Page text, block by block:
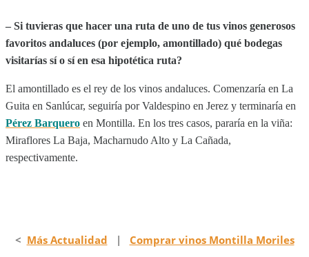
– Si tuvieras que hacer una ruta de uno de tus vinos generosos
favoritos andaluces (por ejemplo, amontillado) qué bodegas
visitarías sí o sí en esa hipotética ruta?
El amontillado es el rey de los vinos andaluces. Comenzaría en La
Guita en Sanlúcar, seguiría por Valdespino en Jerez y terminaría en
Pérez Barquero en Montilla. En los tres casos, pararía en la viña:
Miraflores La Baja, Macharnudo Alto y La Cañada,
respectivamente.
< Más Actualidad | Comprar vinos Montilla Moriles